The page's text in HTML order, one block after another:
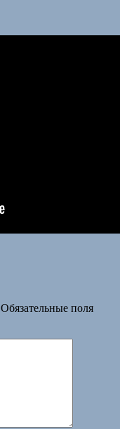
Обязательные поля